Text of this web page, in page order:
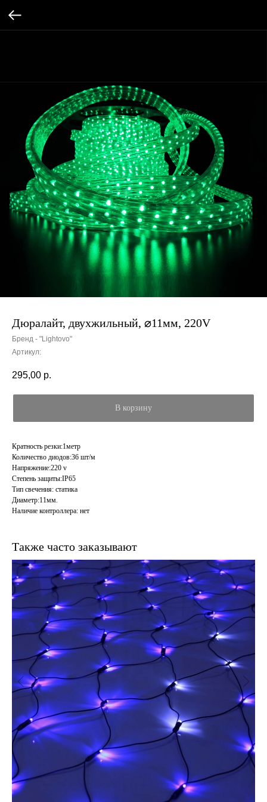
Дюралайт, двухжильный, ⌀11мм, 220V
Бренд - "Lightovo"
Артикул:
295,00 р.
В корзину
Кратность резки:1метр
Количество диодов:36 шт/м
Напряжение:220 v
Степень защиты:IP65
Тип свечения: статика
Диаметр:11мм.
Наличие контроллера: нет
Также часто заказывают